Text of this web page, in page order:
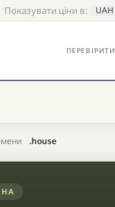
Показувати ціни в: UAH
ПЕРЕВІРИТИ
.house